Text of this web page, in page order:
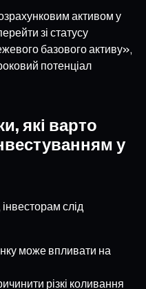
активом у
зі статусу
базового активу»,
потенціал
які варто
у
слід
може впливати на
різкі коливання